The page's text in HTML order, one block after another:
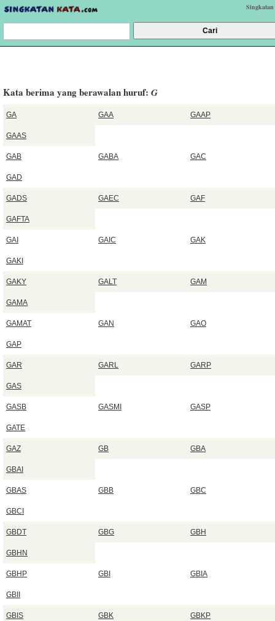
Kata berima yang berawalan huruf: G
GA GAA GAAP
GAAS
GAB GABA GAC
GAD
GADS GAEC GAF
GAFTA
GAI GAIC GAK
GAKI
GAKY GALT GAM
GAMA
GAMAT GAN GAO
GAP
GAR GARL GARP
GAS
GASB GASMI GASP
GATE
GAZ GB GBA
GBAI
GBAS GBB GBC
GBCI
GBDT GBG GBH
GBHN
GBHP GBI GBIA
GBII
GBIS GBK GBKP